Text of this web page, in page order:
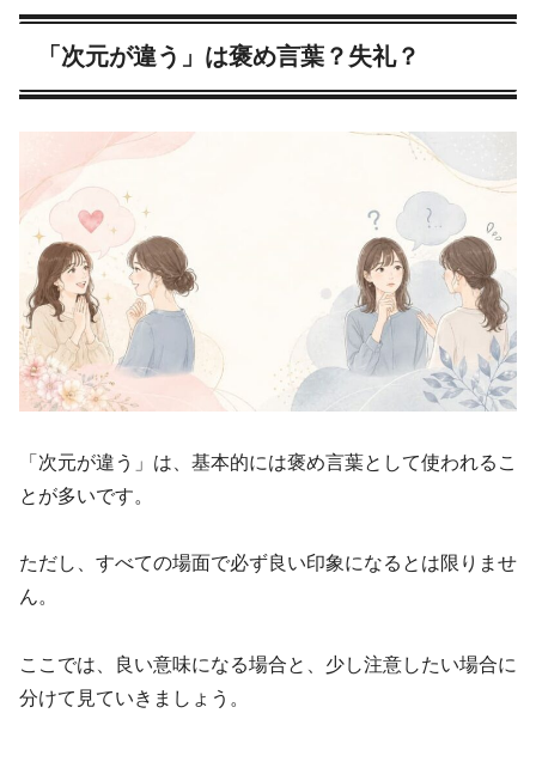
「次元が違う」は褒め言葉？失礼？
「次元が違う」は、基本的には褒め言葉として使われるこ
とが多いです。
ただし、すべての場面で必ず良い印象になるとは限りませ
ん。
ここでは、良い意味になる場合と、少し注意したい場合に
分けて見ていきましょう。